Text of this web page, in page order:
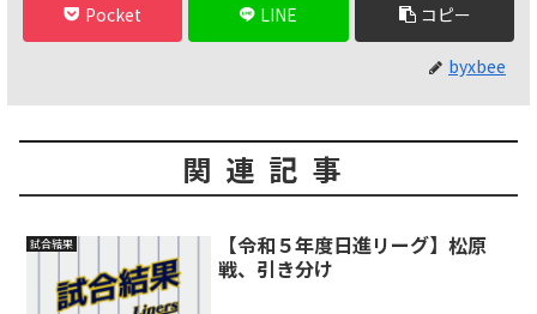
Pocket LINE コピー
byxbee
関連記事
試合結果
【令和５年度日進リーグ】松原
戦、引き分け